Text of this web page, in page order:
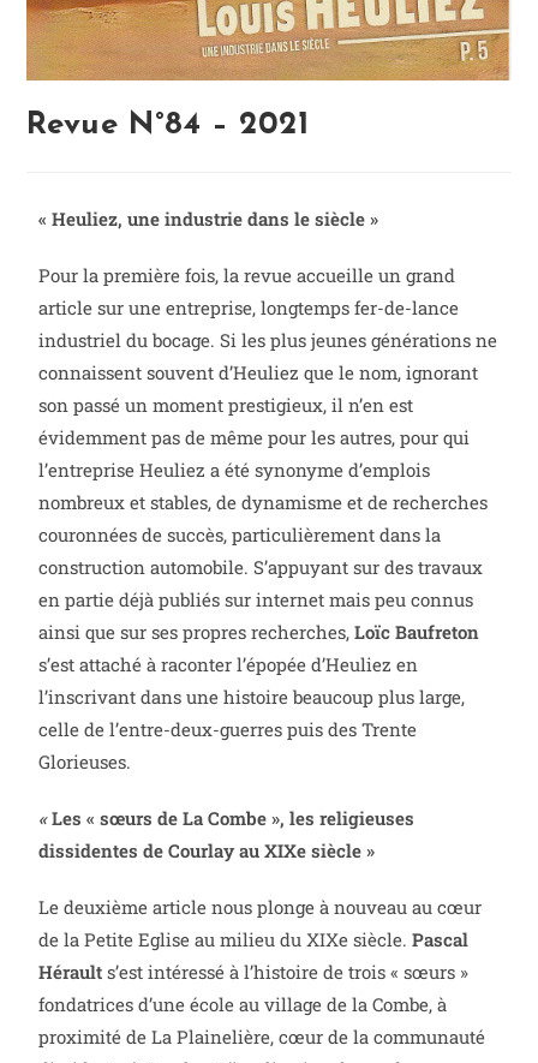
Revue N°84 – 2021
« Heuliez, une industrie dans le siècle »
Pour la première fois, la revue accueille un grand
article sur une entreprise, longtemps fer-de-lance
industriel du bocage. Si les plus jeunes générations ne
connaissent souvent d’Heuliez que le nom, ignorant
son passé un moment prestigieux, il n’en est
évidemment pas de même pour les autres, pour qui
l’entreprise Heuliez a été synonyme d’emplois
nombreux et stables, de dynamisme et de recherches
couronnées de succès, particulièrement dans la
construction automobile. S’appuyant sur des travaux
en partie déjà publiés sur internet mais peu connus
ainsi que sur ses propres recherches,Loïc Baufreton
s’est attaché à raconter l’épopée d’Heuliez en
l’inscrivant dans une histoire beaucoup plus large,
celle de l’entre-deux-guerres puis des Trente
Glorieuses.
«Les « sœurs de La Combe », les religieuses
dissidentes de Courlay au XIXe siècle »
Le deuxième article nous plonge à nouveau au cœur
de la Petite Eglise au milieu du XIXe siècle.Pascal
Hérault s’est intéressé à l’histoire de trois « sœurs »
fondatrices d’une école au village de la Combe, à
proximité de La Plainelière, cœur de la communauté